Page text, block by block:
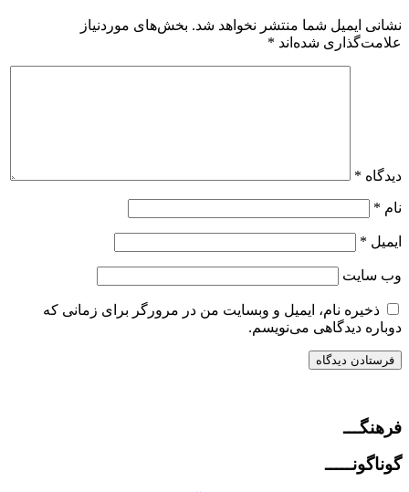
نشانی ایمیل شما منتشر نخواهد شد. بخش‌های موردنیاز
علامت‌گذاری شده‌اند *
دیدگاه *
نام *
ایمیل *
وب‌ سایت
ذخیره نام، ایمیل و وبسایت من در مرورگر برای زمانی که
دوباره دیدگاهی می‌نویسم.
فرهنگـــ
گوناگونـــــ